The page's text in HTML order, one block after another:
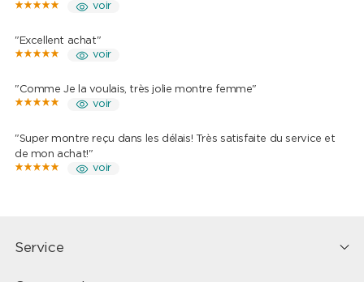
voir
"Excellent achat"
voir
"Comme Je la voulais, très jolie montre femme"
voir
"Super montre reçu dans les délais! Très satisfaite du service et
de mon achat!"
voir
Service